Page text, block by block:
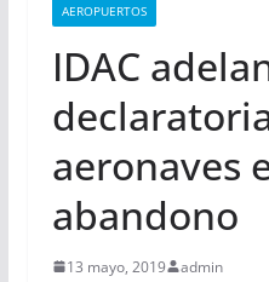
AEROPUERTOS
IDAC
aeronaves
abandono
13 mayo, 2019 admin